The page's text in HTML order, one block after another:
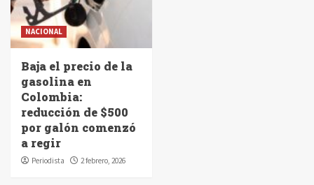
NACIONAL
Baja el precio de la
gasolina en
Colombia:
reducción de $500
por galón comenzó
a regir
Periodista 2 febrero, 2026